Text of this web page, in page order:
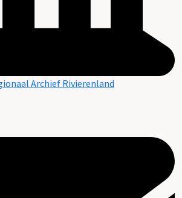
Archief Rivierenland